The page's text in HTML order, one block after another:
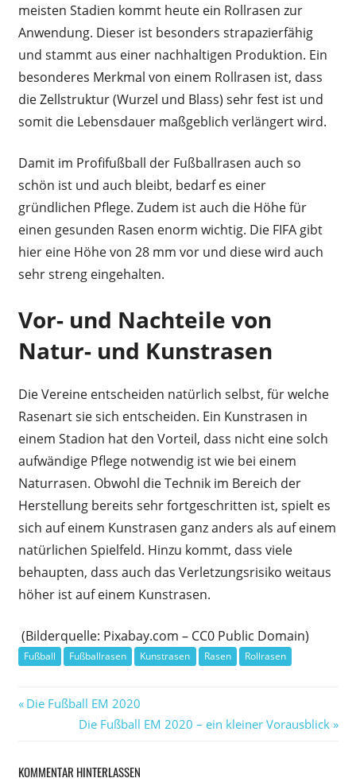
meisten Stadien kommt heute ein Rollrasen zur
Anwendung. Dieser ist besonders strapazierfähig
und stammt aus einer nachhaltigen Produktion. Ein
besonderes Merkmal von einem Rollrasen ist, dass
die Zellstruktur (Wurzel und Blass) sehr fest ist und
somit die Lebensdauer maßgeblich verlängert wird.
Damit im Profifußball der Fußballrasen auch so
schön ist und auch bleibt, bedarf es einer
gründlichen Pflege. Zudem ist auch die Höhe für
einen gesunden Rasen enorm wichtig. Die FIFA gibt
hier eine Höhe von 28 mm vor und diese wird auch
sehr streng eingehalten.
Vor- und Nachteile von
Natur- und Kunstrasen
Die Vereine entscheiden natürlich selbst, für welche
Rasenart sie sich entscheiden. Ein Kunstrasen in
einem Stadion hat den Vorteil, dass nicht eine solch
aufwändige Pflege notwendig ist wie bei einem
Naturrasen. Obwohl die Technik im Bereich der
Herstellung bereits sehr fortgeschritten ist, spielt es
sich auf einem Kunstrasen ganz anders als auf einem
natürlichen Spielfeld. Hinzu kommt, dass viele
behaupten, dass auch das Verletzungsrisiko weitaus
höher ist auf einem Kunstrasen.
(Bilderquelle: Pixabay.com – CC0 Public Domain)
Fußball Fußballrasen Kunstrasen Rasen Rollrasen
Beitragsnavigation
Vorheriger
Die Fußball EM 2020
Nächster
Die Fußball EM 2020 – ein kleiner Vorausblick
KOMMENTAR HINTERLASSEN